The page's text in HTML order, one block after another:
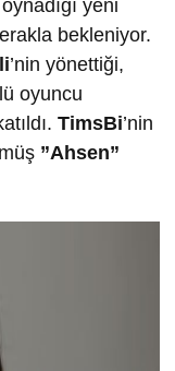
yeni
bekleniyor.
’nin yönettiği,
oyuncu
TimsBi’nin
”Ahsen”